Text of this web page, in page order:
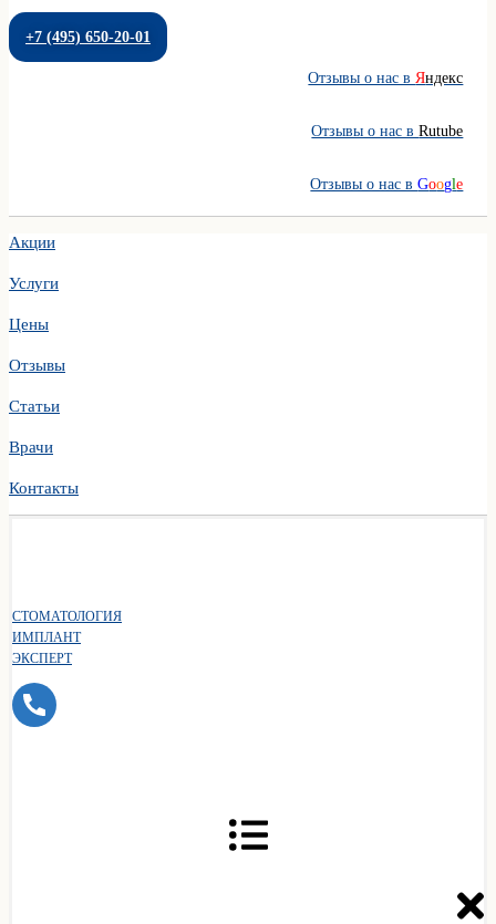
+7 (495) 650-20-01
Отзывы о нас вЯндекс
Отзывы о нас вRutube
Отзывы о нас вGoogle
Акции
Услуги
Цены
Отзывы
Статьи
Врачи
Контакты
СТОМАТОЛОГИЯ
ИМПЛАНТ
ЭКСПЕРТ